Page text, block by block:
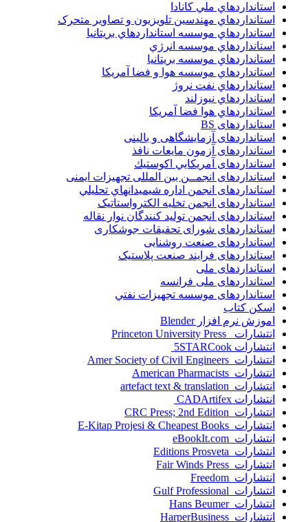
استانداردهاي ملي کانادا
استانداردهاي مهندسين تلويزيون و تصاوير متحرک
استانداردهاي موسسه استانداردهاي بريتانيا
استانداردهاي موسسه انرژي
استانداردهاي موسسه بريتانيا
استانداردهاي موسسه هوا و فضا آمريکا
استانداردهاي نفت نروژ
استانداردهاي نيوزلند
استانداردهاي هوا فضا آمريکا
استانداردهای BS
استانداردهای آزمایشگاهی و بالینی
استانداردهای آزمون مایعات نافذ
استانداردهای آمريكايي اكوستيك
استانداردهای انجمــن بين المللى تجهيزات ايمنى
استانداردهای انجمن اداره شيميدانهاي تحليلي
استانداردهای انجمن تخليه الکترواستاتيک
استانداردهای انجمن توليد کنندگان نوار نقاله
استانداردهای شورای تحقیقات جوشکاری
استانداردهای صنعت روشنایی
استانداردهای فرايند صنعت پلاستيک
استانداردهای ملی
استانداردهای ملی فرانسه
استانداردهای موسسه تجهيزات نفتي
اسکن کتاب
اموزش نرم افزار Blender
انتشارات Princeton University Press
انتشارات ‎ 5STARCook
انتشارات Amer Society of Civil Engineers
انتشارات American Pharmacists
انتشارات artefact text & translation
انتشارات ‎ CADArtifex
انتشارات CRC Press; 2nd Edition
انتشارات E-Kitap Projesi & Cheapest Books
انتشارات eBookIt.com
انتشارات Editions Prosveta
انتشارات Fair Winds Press
انتشارات Freedom
انتشارات Gulf Professional
انتشارات Hans Beumer
انتشارات HarperBusiness